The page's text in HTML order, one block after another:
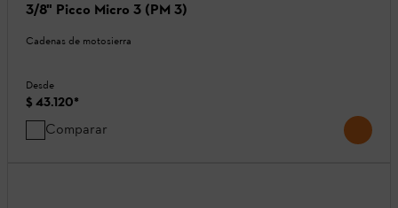
3/8" Picco Micro 3 (PM 3)
Cadenas de motosierra
Desde
$ 43.120*
Comparar